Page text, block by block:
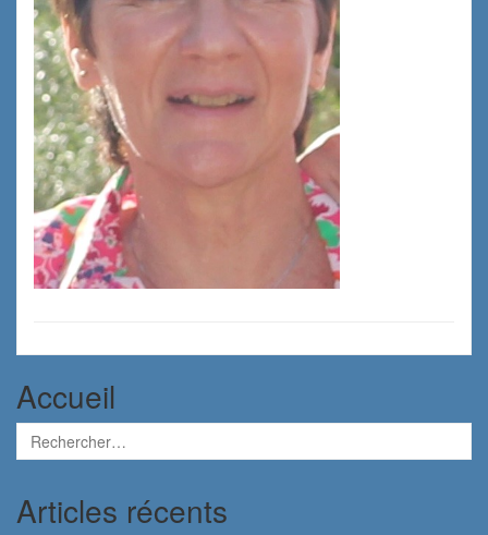
Accueil
Articles récents